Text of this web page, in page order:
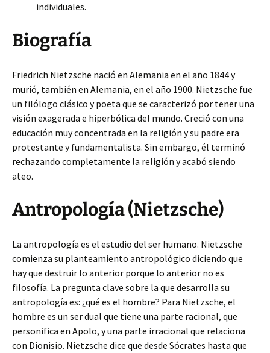
individuales.
Biografía
Friedrich Nietzsche nació en Alemania en el año 1844 y
murió, también en Alemania, en el año 1900. Nietzsche fue
un filólogo clásico y poeta que se caracterizó por tener una
visión exagerada e hiperbólica del mundo. Creció con una
educación muy concentrada en la religión y su padre era
protestante y fundamentalista. Sin embargo, él terminó
rechazando completamente la religión y acabó siendo
ateo.
Antropología (Nietzsche)
La antropología es el estudio del ser humano. Nietzsche
comienza su planteamiento antropológico diciendo que
hay que destruir lo anterior porque lo anterior no es
filosofía. La pregunta clave sobre la que desarrolla su
antropología es: ¿qué es el hombre? Para Nietzsche, el
hombre es un ser dual que tiene una parte racional, que
personifica en Apolo, y una parte irracional que relaciona
con Dionisio. Nietzsche dice que desde Sócrates hasta que